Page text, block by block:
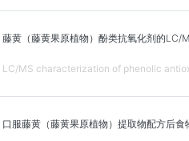
藤黄（藤黄果原植物）酚类抗氧化剂的LC/
LC/MS characterization of phenolic
口服藤黄（藤黄果原植物）提取物配方后